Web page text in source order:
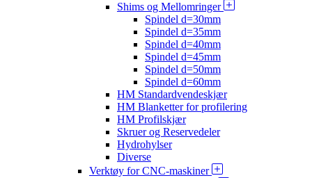
Shims og Mellomringer
Spindel d=30mm
Spindel d=35mm
Spindel d=40mm
Spindel d=45mm
Spindel d=50mm
Spindel d=60mm
HM Standardvendeskjær
HM Blanketter for profilering
HM Profilskjær
Skruer og Reservedeler
Hydrohylser
Diverse
Verktøy for CNC-maskiner